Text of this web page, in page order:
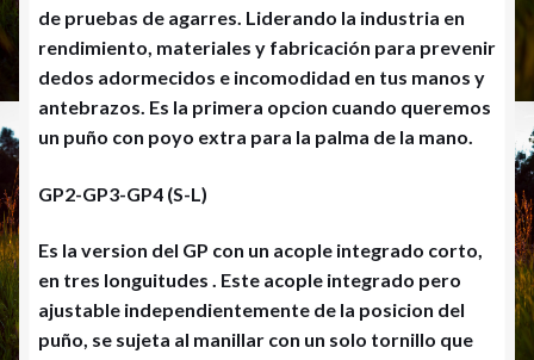
de pruebas de agarres. Liderando la industria en
rendimiento, materiales y fabricación para prevenir
dedos adormecidos e incomodidad en tus manos y
antebrazos. Es la primera opcion cuando queremos
un puño con poyo extra para la palma de la mano.
GP2-GP3-GP4 (S-L)
Es la version del GP con un acople integrado corto,
en tres longuitudes . Este acople integrado pero
ajustable independientemente de la posicion del
puño, se sujeta al manillar con un solo tornillo que